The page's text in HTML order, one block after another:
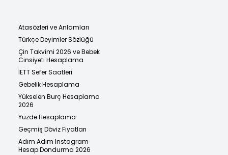
Atasözleri ve Anlamları
Türkçe Deyimler Sözlüğü
Çin Takvimi 2026 ve Bebek
Cinsiyeti Hesaplama
İETT Sefer Saatleri
Gebelik Hesaplama
Yükselen Burç Hesaplama
2026
Yüzde Hesaplama
Geçmiş Döviz Fiyatları
Adım Adım Instagram
Hesap Dondurma 2026